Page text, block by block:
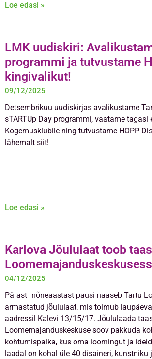
Loe edasi »
LMK uudiskiri:
programmi ja tutvustame
kingivalikut!
09/12/2025
Detsembrikuu uudiskirjas avalikustame
sTARTUp Day programmi, vaatame tagasi
Kogemusklubile ning tutvustame HOPP
lähemalt siit!
Loe edasi »
Karlova Jõululaat toob
04/12/2025
Pärast mõneaastast pausi naaseb Tartu
armastatud jõululaat, mis toimub
aadressil Kalevi 13/15/17. Jõululaada
Loomemajanduskeskuse soov pakkuda
kohtumispaika, kus oma loomingut ja
laadal on kohal üle 40 disaineri, kunstniku